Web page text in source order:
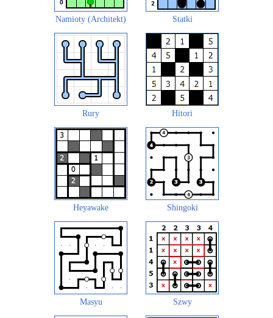
Namioty (Architekt) Statki
Rury Hitori
Heyawake Shingoki
Masyu Szwy